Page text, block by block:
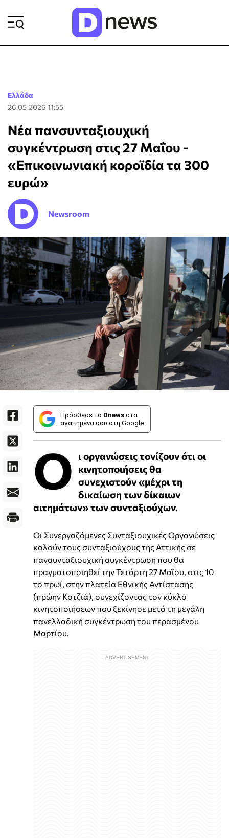
Ελλάδα
26.05.2026 11:55
Νέα πανσυνταξιουχική
συγκέντρωση στις 27 Μαΐου -
«Επικοινωνιακή κοροϊδία τα 300
ευρώ»
Newsroom
Πρόσθεσε το Dnews στα
αγαπημένα σου στη Google
Ο ι οργανώσεις τονίζουν ότι οι
κινητοποιήσεις θα
συνεχιστούν «μέχρι τη
δικαίωση των δίκαιων
αιτημάτων» των συνταξιούχων.
Οι Συνεργαζόμενες Συνταξιουχικές Οργανώσεις
καλούν τους συνταξιούχους της Αττικής σε
πανσυνταξιουχική συγκέντρωση που θα
πραγματοποιηθεί την Τετάρτη 27 Μαΐου, στις 10
το πρωί, στην πλατεία Εθνικής Αντίστασης
(πρώην Κοτζιά), συνεχίζοντας τον κύκλο
κινητοποιήσεων που ξεκίνησε μετά τη μεγάλη
πανελλαδική συγκέντρωση του περασμένου
Μαρτίου.